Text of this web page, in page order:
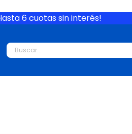
6 cuotas sin interés!